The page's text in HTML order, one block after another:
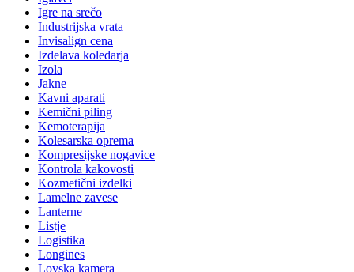
Igre na srečo
Industrijska vrata
Invisalign cena
Izdelava koledarja
Izola
Jakne
Kavni aparati
Kemični piling
Kemoterapija
Kolesarska oprema
Kompresijske nogavice
Kontrola kakovosti
Kozmetični izdelki
Lamelne zavese
Lanterne
Listje
Logistika
Longines
Lovska kamera